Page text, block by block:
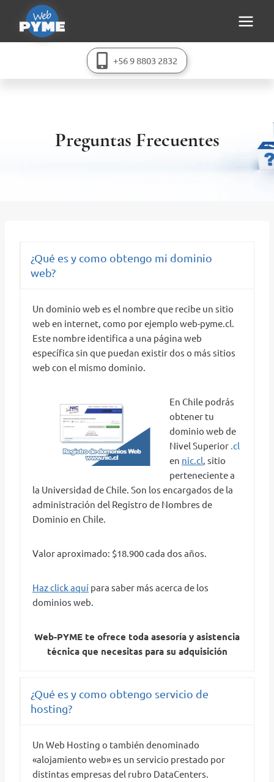
contenido
+56 9 8803 2832
Preguntas Frecuentes
¿Qué es y como obtengo mi dominio
web?
Un dominio web es el nombre que recibe un sitio
web en internet, como por ejemplo web-pyme.cl.
Este nombre identifica a una página web
específica sin que puedan existir dos o más sitios
web con el mismo dominio.
En Chile podrás
obtener tu
dominio web de
Nivel Superior .cl
en nic.cl, sitio
perteneciente a
la Universidad de Chile. Son los encargados de la
administración del Registro de Nombres de
Dominio en Chile.
Valor aproximado: $18.900 cada dos años.
Haz click aquí para saber más acerca de los
dominios web.
Web-PYME te ofrece toda asesoría y asistencia
técnica que necesitaspara su adquisición
¿Qué es y como obtengo servicio de
hosting?
Un Web Hosting o también denominado
«alojamiento web» es un servicio prestado por
distintas empresas del rubro DataCenters.